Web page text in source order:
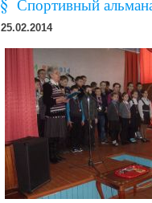
Спортивный
25.02.2014